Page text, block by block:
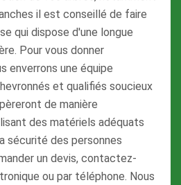
il est conseillé de faire
qui dispose d'une longue
Pour vous donner
enverrons une équipe
et qualifiés soucieux
de manière
des matériels adéquats
sécurité des personnes
un devis, contactez-
ou par téléphone. Nous